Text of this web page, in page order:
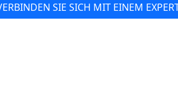
SIE SICH MIT EINEM